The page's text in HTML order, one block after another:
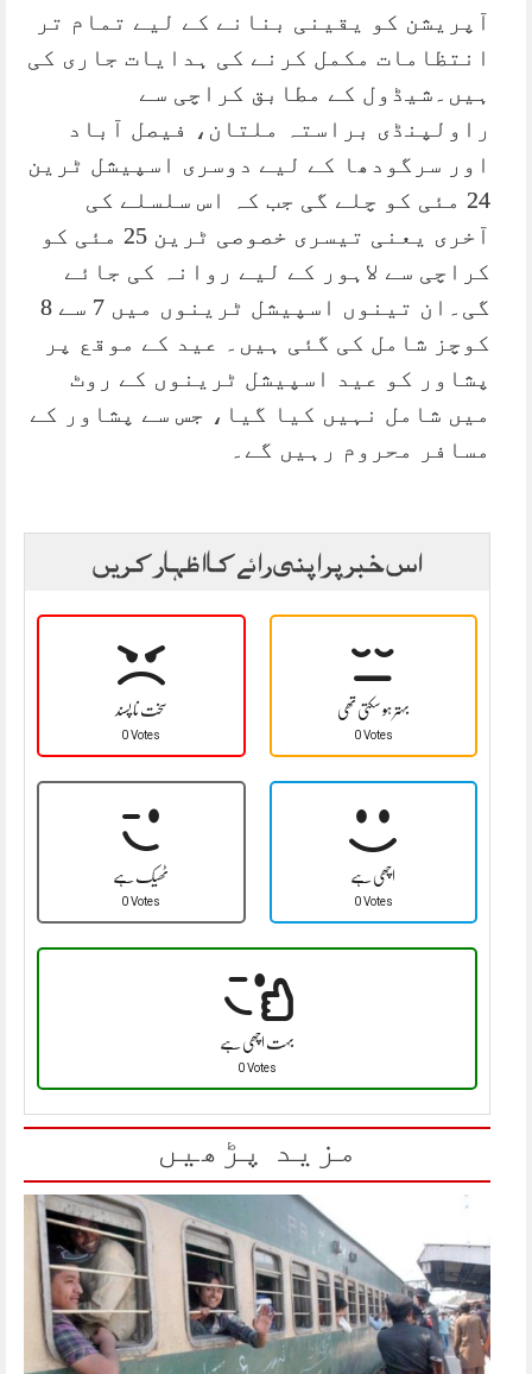
آپریشن کو یقینی بنانے کے لیے تمام تر
انتظامات مکمل کرنے کی ہدایات جاری کی
ہیں۔شیڈول کے مطابق کراچی سے
راولپنڈی براستہ ملتان، فیصل آباد
اور سرگودھا کے لیے دوسری اسپیشل ٹرین
24 مئی کو چلے گی جب کہ اس سلسلے کی
آخری یعنی تیسری خصوصی ٹرین 25 مئی کو
کراچی سے لاہور کے لیے روانہ کی جائے
گی۔ان تینوں اسپیشل ٹرینوں میں 7 سے 8
کوچز شامل کی گئی ہیں۔ عید کے موقع پر
پشاور کو عید اسپیشل ٹرینوں کے روٹ
میں شامل نہیں کیا گیا، جس سے پشاور کے
مسافر محروم رہیں گے۔
اس خبر پر اپنی رائے کا اظہار کریں
سخت نا پسند
0 Votes
بہتر ہو سکتی تھی
0 Votes
ٹھیک ہے
0 Votes
اچھی ہے
0 Votes
بہت اچھی ہے
0 Votes
مزید پڑھیں